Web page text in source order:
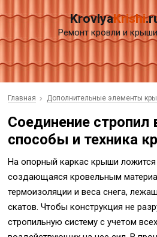
KrovlyaKrishi
Ремонт кровли и крыши
Главная Дополнительные элементы
Соединение стропил
способы и техника
На опорный каркас крыши ложится
создающаяся кровельным
термоизоляции и веса снега,
скатов. Чтобы конструкция не
стропильную систему с учетом